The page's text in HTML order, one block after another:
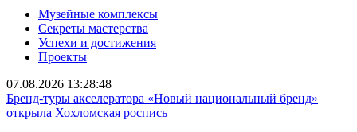
Музейные комплексы
Секреты мастерства
Успехи и достижения
Проекты
07.08.2026 13:28:48
Бренд-туры акселератора «Новый национальный бренд»
открыла Хохломская роспись